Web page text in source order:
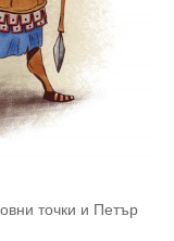
точки и Петър